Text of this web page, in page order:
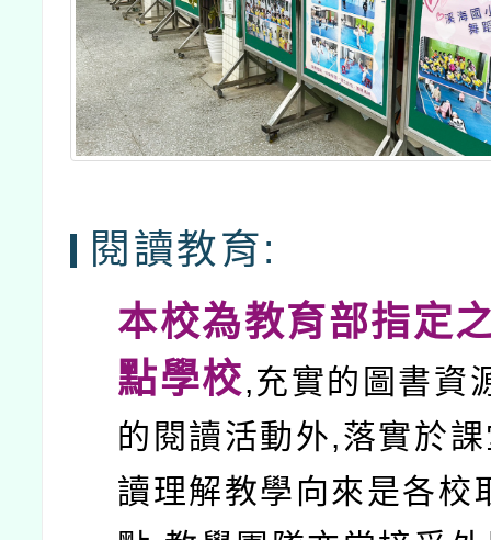
閱讀教育:
本校為教育部指定
點學校,充實的圖書資
的閱讀活動外,落實於
讀理解教學向來是各校